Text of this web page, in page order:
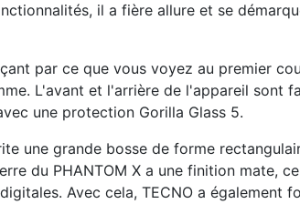
il a fière allure et se
par ce que vous voyez au premier
L'avant et l'arrière de l'appareil sont
une protection Gorilla Glass 5.
une grande bosse de forme
du PHANTOM X a une finition mate,
Avec cela, TECNO a également